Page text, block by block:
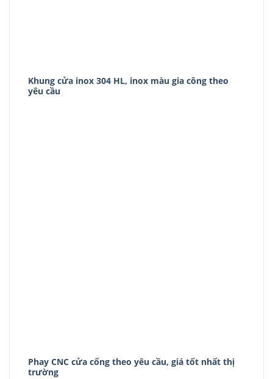
Khung cửa inox 304 HL, inox màu gia công theo
yêu cầu
Phay CNC cửa cổng theo yêu cầu, giá tốt nhất thị
trường